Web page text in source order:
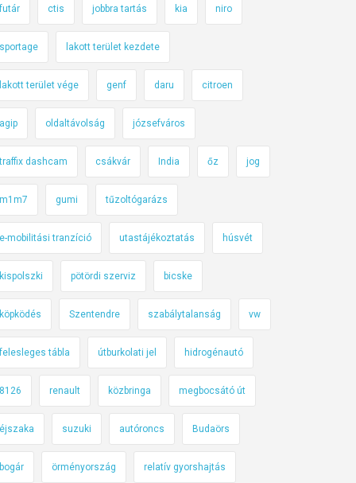
futár ctis jobbra tartás kia niro
sportage lakott terület kezdete
lakott terület vége genf daru citroen
agip oldaltávolság józsefváros
traffix dashcam csákvár India őz jog
m1m7 gumi tűzoltógarázs
e-mobilitási tranzíció utastájékoztatás húsvét
kispolszki pötördi szerviz bicske
köpködés Szentendre szabálytalanság vw
felesleges tábla útburkolati jel hidrogénautó
8126 renault közbringa megbocsátó út
éjszaka suzuki autóroncs Budaörs
bogár örményország relatív gyorshajtás